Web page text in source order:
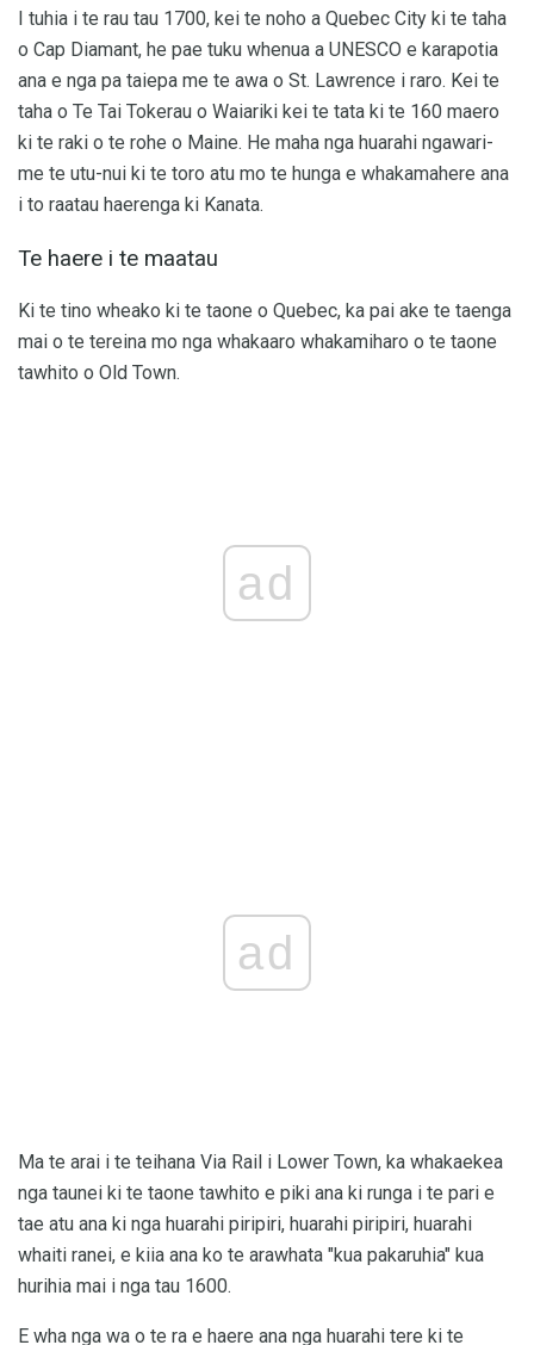
I tuhia i te rau tau 1700, kei te noho a Quebec City ki te taha
o Cap Diamant, he pae tuku whenua a UNESCO e karapotia
ana e nga pa taiepa me te awa o St. Lawrence i raro. Kei te
taha o Te Tai Tokerau o Waiariki kei te tata ki te 160 maero
ki te raki o te rohe o Maine. He maha nga huarahi ngawari-
me te utu-nui ki te toro atu mo te hunga e whakamahere ana
i to raatau haerenga ki Kanata.
Te haere i te maatau
Ki te tino wheako ki te taone o Quebec, ka pai ake te taenga
mai o te tereina mo nga whakaaro whakamiharo o te taone
tawhito o Old Town.
ad
ad
Ma te arai i te teihana Via Rail i Lower Town, ka whakaekea
nga taunei ki te taone tawhito e piki ana ki runga i te pari e
tae atu ana ki nga huarahi piripiri, huarahi piripiri, huarahi
whaiti ranei, e kiia ana ko te arawhata "kua pakaruhia" kua
hurihia mai i nga tau 1600.
E wha nga wa o te ra e haere ana nga huarahi tere ki te